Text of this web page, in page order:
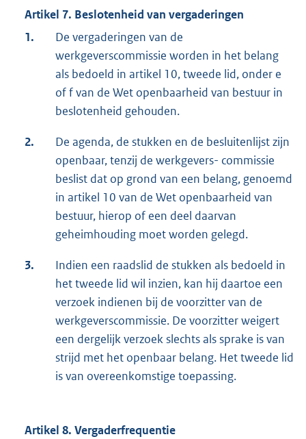
Artikel 7. Beslotenheid van vergaderingen
1.
De vergaderingen van de
werkgeverscommissie worden in het belang
als bedoeld in artikel 10, tweede lid, onder e
of f van de Wet openbaarheid van bestuur in
beslotenheid gehouden.
2.
De agenda, de stukken en de besluitenlijst zijn
openbaar, tenzij de werkgevers- commissie
beslist dat op grond van een belang, genoemd
in artikel 10 van de Wet openbaarheid van
bestuur, hierop of een deel daarvan
geheimhouding moet worden gelegd.
3.
Indien een raadslid de stukken als bedoeld in
het tweede lid wil inzien, kan hij daartoe een
verzoek indienen bij de voorzitter van de
werkgeverscommissie. De voorzitter weigert
een dergelijk verzoek slechts als sprake is van
strijd met het openbaar belang. Het tweede lid
is van overeenkomstige toepassing.
Artikel 8. Vergaderfrequentie